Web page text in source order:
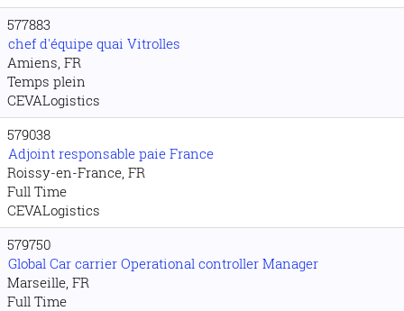
577883
chef d'équipe quai Vitrolles
Amiens, FR
Temps plein
CEVALogistics
579038
Adjoint responsable paie France
Roissy-en-France, FR
Full Time
CEVALogistics
579750
Global Car carrier Operational controller Manager
Marseille, FR
Full Time